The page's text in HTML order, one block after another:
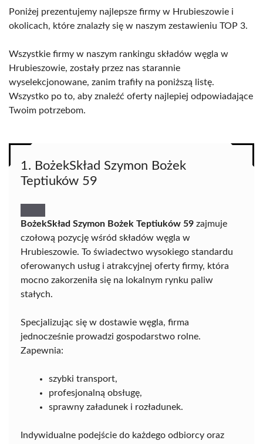
Poniżej prezentujemy najlepsze firmy w Hrubieszowie i
okolicach, które znalazły się w naszym zestawieniu TOP 3.
Wszystkie firmy w naszym rankingu składów węgla w
Hrubieszowie, zostały przez nas starannie
wyselekcjonowane, zanim trafiły na poniższą listę.
Wszystko po to, aby znaleźć oferty najlepiej odpowiadające
Twoim potrzebom.
1. BożekSkład Szymon Bożek
Teptiuków 59
BożekSkład Szymon Bożek Teptiuków 59 zajmuje
czołową pozycję wśród składów węgla w
Hrubieszowie. To świadectwo wysokiego standardu
oferowanych usług i atrakcyjnej oferty firmy, która
mocno zakorzeniła się na lokalnym rynku paliw
stałych.
Specjalizując się w dostawie węgla, firma
jednocześnie prowadzi gospodarstwo rolne.
Zapewnia:
szybki transport,
profesjonalną obsługę,
sprawny załadunek i rozładunek.
Indywidualne podejście do każdego odbiorcy oraz